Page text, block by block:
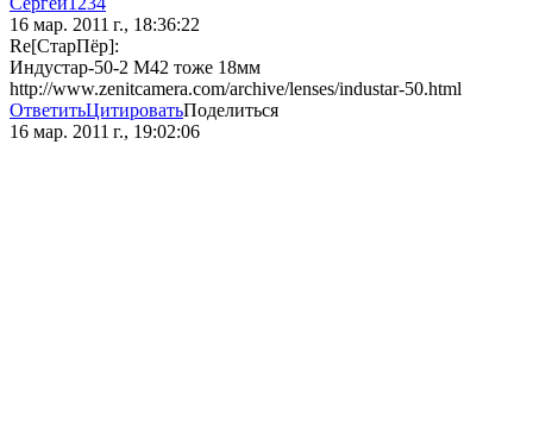
16 мар. 2011 г., 18:36:22
Re[СтарПёр]:
Индустар-50-2 М42 тоже 18мм
http://www.zenitcamera.com/archive/lenses/industar-50.html
ОтветитьЦитироватьПоделиться
16 мар. 2011 г., 19:02:06